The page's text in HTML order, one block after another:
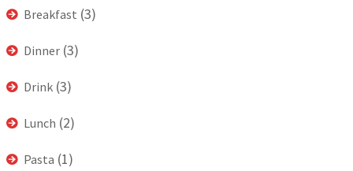
Breakfast (3)
Dinner (3)
Drink (3)
Lunch (2)
Pasta (1)